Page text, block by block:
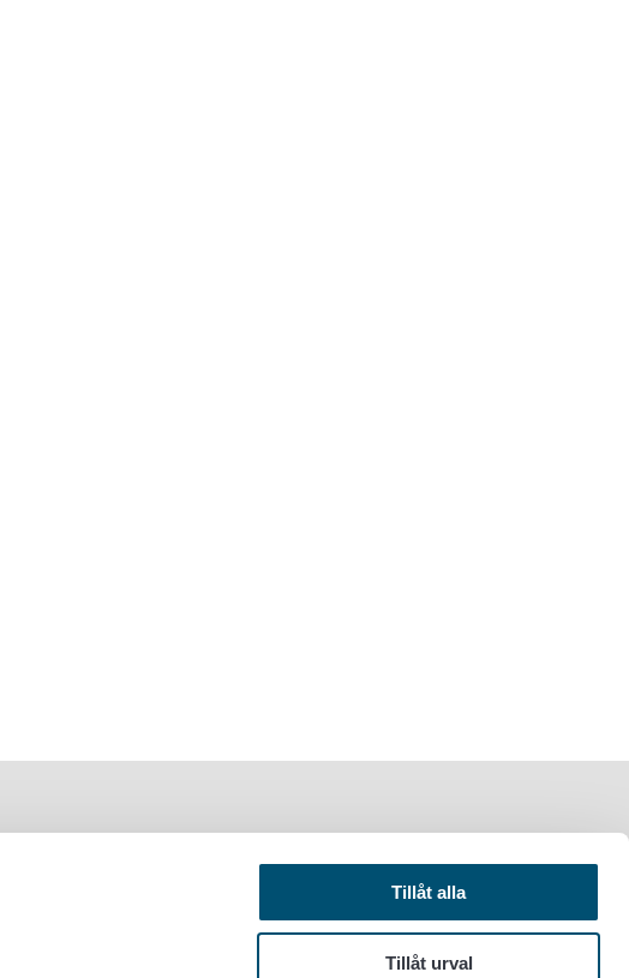
Tillåt alla
Tillåt urval